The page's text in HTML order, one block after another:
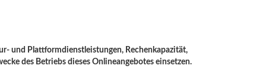
und Plattformdienstleistungen, Rechenkapazität,
des Betriebs dieses Onlineangebotes einsetzen.